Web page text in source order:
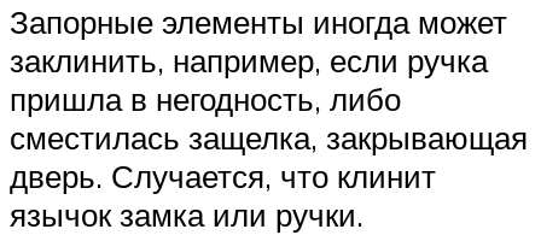
Запорные элементы иногда может
заклинить, например, если ручка
пришла в негодность, либо
сместилась защелка, закрывающая
дверь. Случается, что клинит
язычок замка или ручки.